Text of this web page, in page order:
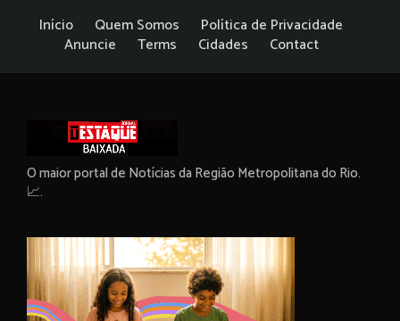
Início Quem Somos
Política de Privacidade
Anuncie
Terms Cidades Contact
O maior portal de Notícias da Região Metropolitana do Rio.
📈.